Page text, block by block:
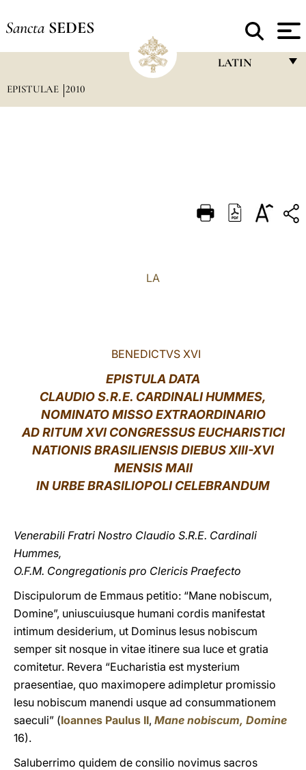
Sancta SEDES
LATIN
DEUTSCH
EPISTULAE 2010
LA
BENEDICTVS XVI
EPISTULA DATA
CLAUDIO S.R.E. CARDINALI HUMMES,
NOMINATO MISSO EXTRAORDINARIO
ADRITUM XVI CONGRESSUS EUCHARISTICI
NATIONIS BRASILIENSIS DIEBUS XIII-XVI
MENSIS MAII
IN URBE BRASILIOPOLI CELEBRANDUM
Venerabili Fratri Nostro Claudio S.R.E. Cardinali
Hummes,
O.F.M. Congregationis pro Clericis Praefecto
Discipulorum de Emmaus petitio: “Mane nobiscum,
Domine”, uniuscuiusque humani cordis manifestat
intimum desiderium, ut Dominus Iesus nobiscum
semper sit nosque in vitae itinere sua luce et gratia
comitetur. Revera “Eucharistia est mysterium
praesentiae, quo maximopere adimpletur promissio
Iesu nobiscum manendi usque ad consummationem
saeculi” (Ioannes Paulus II, Mane nobiscum, Domine
16).
Saluberrimo quidem de consilio novimus sacros